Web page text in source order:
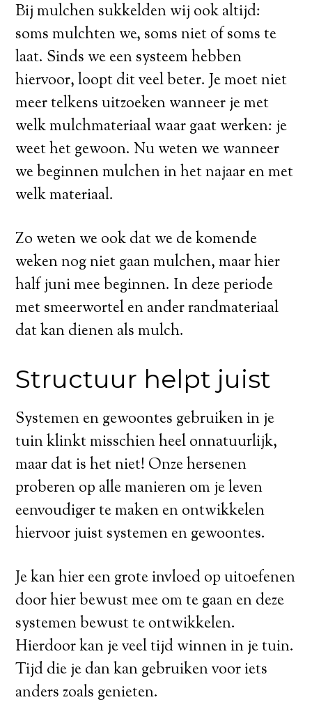
Bij mulchen sukkelden wij ook altijd:
soms mulchten we, soms niet of soms te
laat. Sinds we een systeem hebben
hiervoor, loopt dit veel beter. Je moet niet
meer telkens uitzoeken wanneer je met
welk mulchmateriaal waar gaat werken: je
weet het gewoon. Nu weten we wanneer
we beginnen mulchen in het najaar en met
welk materiaal.
Zo weten we ook dat we de komende
weken nog niet gaan mulchen, maar hier
half juni mee beginnen. In deze periode
met smeerwortel en ander randmateriaal
dat kan dienen als mulch.
Structuur helpt juist
Systemen en gewoontes gebruiken in je
tuin klinkt misschien heel onnatuurlijk,
maar dat is het niet! Onze hersenen
proberen op alle manieren om je leven
eenvoudiger te maken en ontwikkelen
hiervoor juist systemen en gewoontes.
Je kan hier een grote invloed op uitoefenen
door hier bewust mee om te gaan en deze
systemen bewust te ontwikkelen.
Hierdoor kan je veel tijd winnen in je tuin.
Tijd die je dan kan gebruiken voor iets
anders zoals genieten.